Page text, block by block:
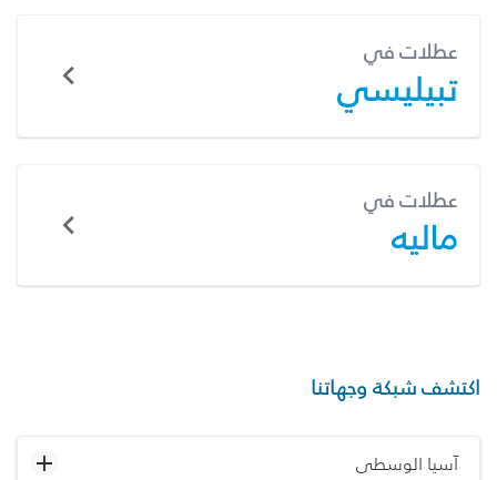
عطلات في
تبيليسي
عطلات في
ماليه
اكتشف شبكة وجهاتنا
آسيا الوسطى